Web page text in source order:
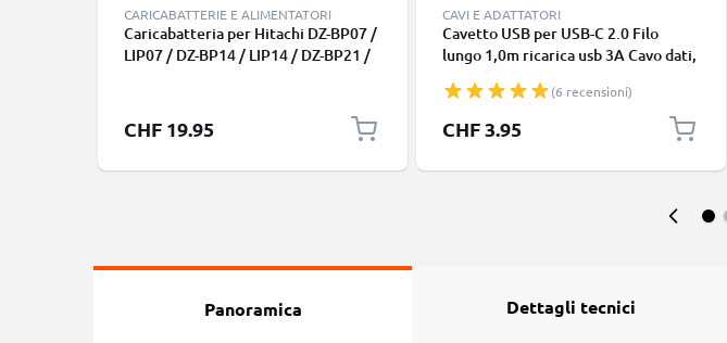
CARICABATTERIE E ALIMENTATORI
Caricabatteria per Hitachi DZ-BP07 /
LIP07 / DZ-BP14 / LIP14 / DZ-BP21 /
CHF 19.95
CAVI E ADATTATORI
Cavetto USB per USB-C 2.0 Filo
lungo 1,0m ricarica usb 3A Cavo dati,
smartphone (Samsung, Huawei,
Google Pixel), fotocamera Canon,
Panasonic Lumix, Sony connettore
(6 recensioni)
CHF 3.95
Panoramica Dettagli tecnici